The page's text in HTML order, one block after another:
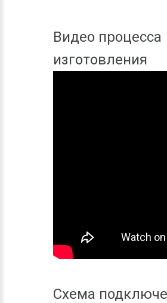
Видео процесса
изготовления
Схема